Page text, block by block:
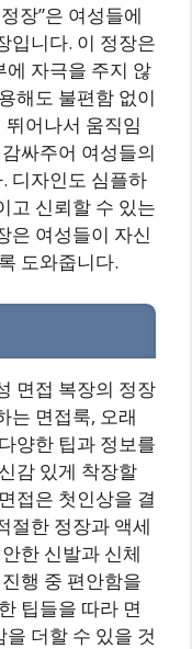
장”은 여성들에
입니다. 이 정장은
자극을 주지 않
해도 불편함 없이
어나서 움직임
싸주어 여성들의
디자인도 심플하
고 신뢰할 수 있는
은 여성들이 자신
도와줍니다.
면접 복장의 정장
는 면접룩, 오래
양한 팁과 정보를
감 있게 착장할
접은 첫인상을 결
절한 정장과 액세
한 신발과 신체
행 중 편안함을
팁들을 따라 면
더할 수 있을 것